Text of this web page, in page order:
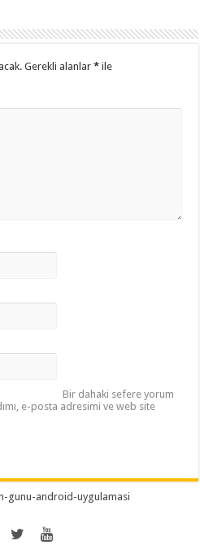
Gerekli alanlar* ile
Bir dahaki sefere yorum
e-posta adresimi ve web site